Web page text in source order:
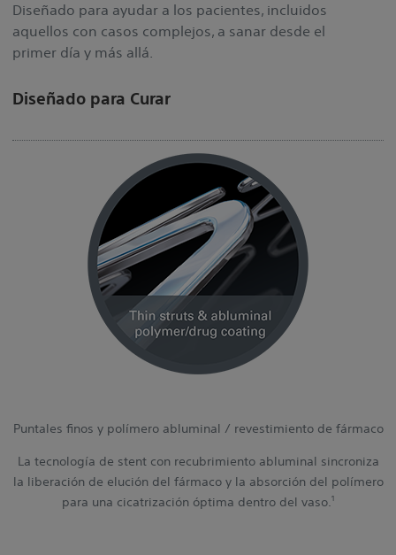
Diseñado para ayudar a los pacientes, incluidos
aquellos con casos complejos, a sanar desde el
primer día y más allá.
Diseñado para Curar
Puntales finos y polímero abluminal / revestimiento de fármaco
La tecnología de stent con recubrimiento abluminal sincroniza
la liberación de elución del fármaco y la absorción del polímero
para una cicatrización óptima dentro del vaso.1